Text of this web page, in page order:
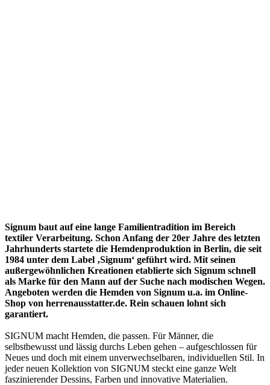
Signum baut auf eine lange Familientradition im Bereich
textiler Verarbeitung. Schon Anfang der 20er Jahre des letzten
Jahrhunderts startete die Hemdenproduktion in Berlin, die seit
1984 unter dem Label ‚Signum‘ geführt wird. Mit seinen
außergewöhnlichen Kreationen etablierte sich Signum schnell
als Marke für den Mann auf der Suche nach modischen Wegen.
Angeboten werden die Hemden von Signum u.a. im Online-
Shop von herrenausstatter.de. Rein schauen lohnt sich
garantiert.
SIGNUM macht Hemden, die passen. Für Männer, die
selbstbewusst und lässig durchs Leben gehen – aufgeschlossen für
Neues und doch mit einem unverwechselbaren, individuellen Stil. In
jeder neuen Kollektion von SIGNUM steckt eine ganze Welt
faszinierender Dessins, Farben und innovative Materialien.